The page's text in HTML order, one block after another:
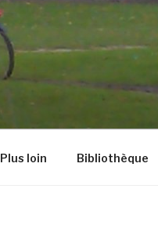
Plus loin Bibliothèque